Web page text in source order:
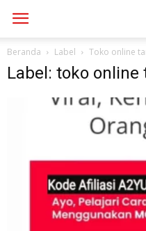
Beranda Label Toko online
Label: toko